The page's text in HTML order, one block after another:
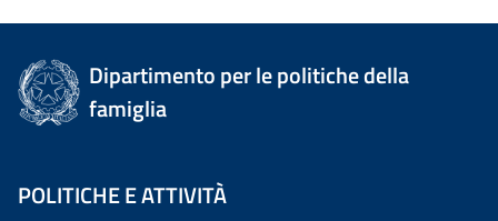
Dipartimento per le politiche della
famiglia
POLITICHE E ATTIVITÀ